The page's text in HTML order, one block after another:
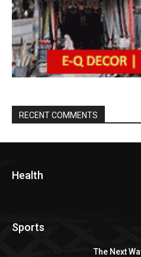
RECENT COMMENTS
Health
Sports
The Next